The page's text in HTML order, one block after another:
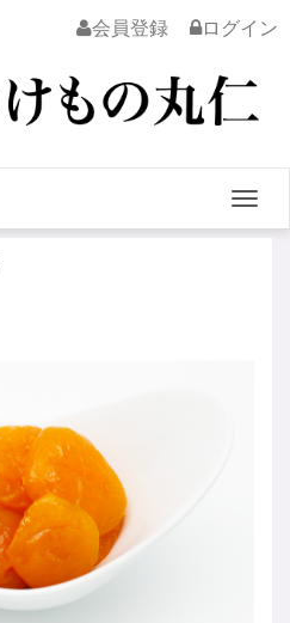
会員登録 ログイン